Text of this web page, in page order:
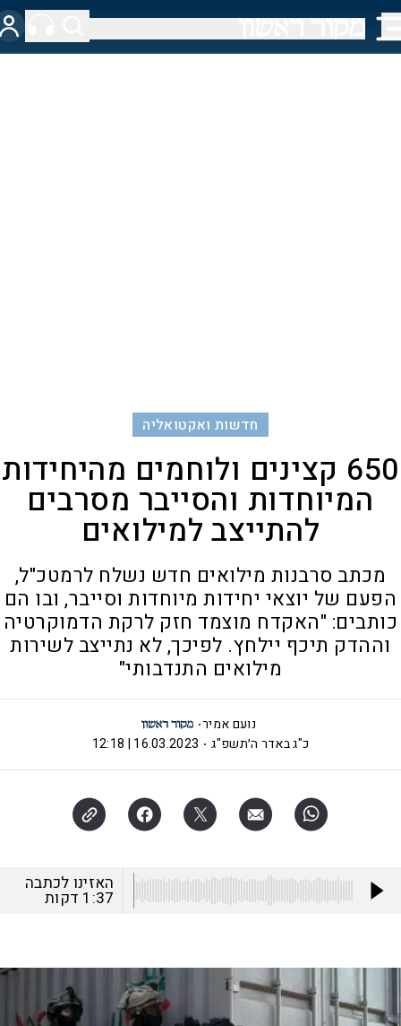
חדשות ואקטואליה
650 קצינים ולוחמים מהיחידות
המיוחדות והסייבר מסרבים
להתייצב למילואים
מכתב סרבנות מילואים חדש נשלח לרמטכ"ל,
הפעם של יוצאי יחידות מיוחדות וסייבר, ובו הם
כותבים: "האקדח מוצמד חזק לרקת הדמוקרטיה
וההדק תיכף יילחץ. לפיכך, לא נתייצב לשירות
מילואים התנדבותי"
נועם אמיר
כ"ג באדר ה׳תשפ"ג
16.03.2023 | 12:18
האזינו לכתבה
1:37 דקות